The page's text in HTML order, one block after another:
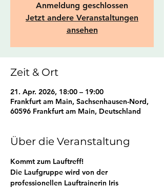
Anmeldung geschlossen
Jetzt andere Veranstaltungen
ansehen
Zeit & Ort
21. Apr. 2026, 18:00 – 19:00
Frankfurt am Main, Sachsenhausen-Nord,
60596 Frankfurt am Main, Deutschland
Über die Veranstaltung
Kommt zum Lauftreff!
Die Laufgruppe wird von der
professionellen Lauftrainerin Iris